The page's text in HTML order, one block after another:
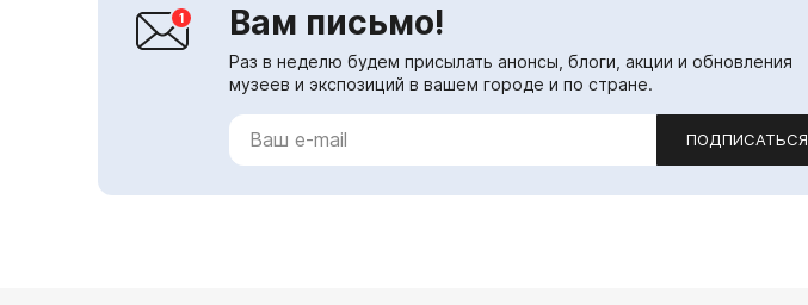
Вам письмо!
Раз в неделю будем присылать анонсы, блоги, акции и обновления
музеев и экспозиций в вашем городе и по стране.
ПОДПИСАТЬСЯ